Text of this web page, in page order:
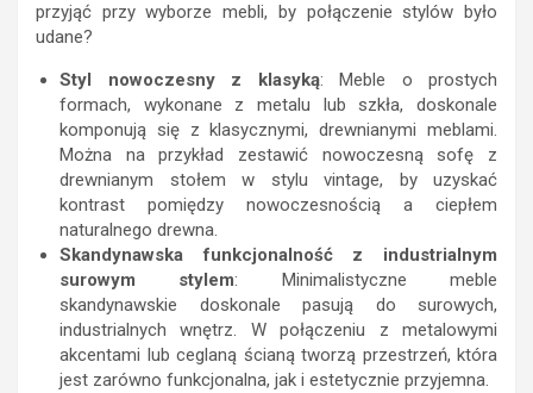
przyjąć przy wyborze mebli, by połączenie stylów było
udane?
Styl nowoczesny z klasyką: Meble o prostych
formach, wykonane z metalu lub szkła, doskonale
komponują się z klasycznymi, drewnianymi meblami.
Można na przykład zestawić nowoczesną sofę z
drewnianym stołem w stylu vintage, by uzyskać
kontrast pomiędzy nowoczesnością a ciepłem
naturalnego drewna.
Skandynawska funkcjonalność z industrialnym
surowym stylem: Minimalistyczne meble
skandynawskie doskonale pasują do surowych,
industrialnych wnętrz. W połączeniu z metalowymi
akcentami lub ceglaną ścianą tworzą przestrzeń, która
jest zarówno funkcjonalna, jak i estetycznie przyjemna.